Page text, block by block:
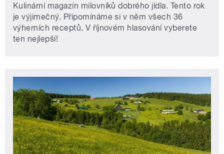
Kulinární magazín milovníků dobrého jídla. Tento rok
je výjimečný. Připomínáme si v něm všech 36
výherních receptů. V říjnovém hlasování vyberete
ten nejlepší!